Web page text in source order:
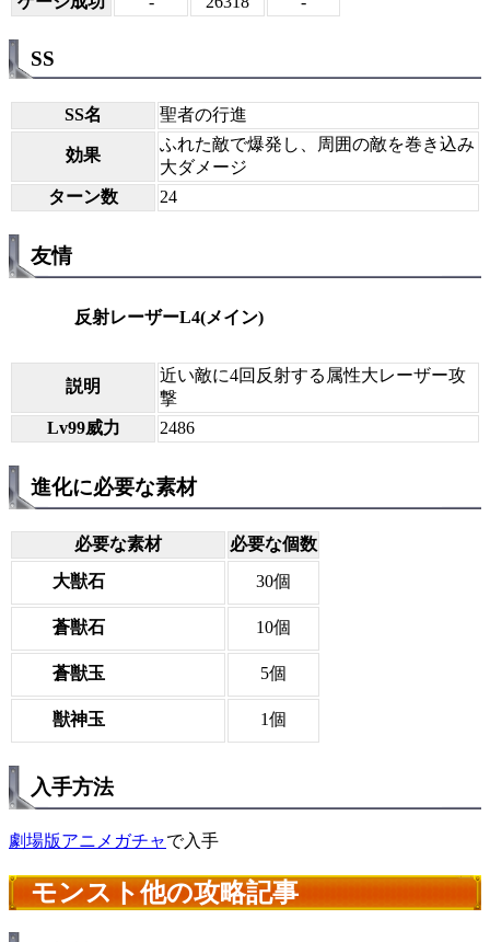
SS
SS名 聖者の行進
効果
ふれた敵で爆発し、周囲の敵を巻き込み
大ダメージ
ターン数
24
友情
反射レーザーL4(メイン)
説明
近い敵に4回反射する属性大レーザー攻
撃
Lv99威力
2486
進化に必要な素材
必要な素材
必要な個数
大獣石
30個
蒼獣石 10個
蒼獣玉 5個
獣神玉 1個
入手方法
劇場版アニメガチャで入手
モンスト他の攻略記事